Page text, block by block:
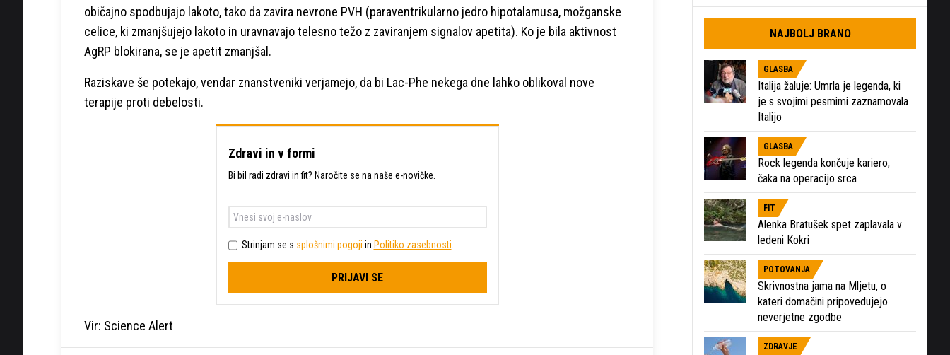
običajno spodbujajo lakoto, tako da zavira nevrone PVH (paraventrikularno jedro hipotalamusa, možganske
celice, ki zmanjšujejo lakoto in uravnavajo telesno težo z zaviranjem signalov apetita). Ko je bila aktivnost
AgRP blokirana, se je apetit zmanjšal.
Raziskave še potekajo, vendar znanstveniki verjamejo, da bi Lac-Phe nekega dne lahko oblikoval nove
terapije proti debelosti.
Zdravi in v formi
Bi bil radi zdravi in fit? Naročite se na naše e-novičke.
Strinjam se s splošnimi pogoji in Politiko zasebnosti
PRIJAVI SE
Vir: Science Alert
NAJBOLJ BRANO
GLASBA
Italija žaluje: Umrla je legenda, ki
je s svojimi pesmimi zaznamovala
Italijo
GLASBA
Rock legenda končuje kariero,
čaka na operacijo srca
FIT
Alenka Bratušek spet zaplavala v
ledeni Kokri
POTOVANJA
Skrivnostna jama na Mljetu, o
kateri domačini pripovedujejo
neverjetne zgodbe
ZDRAVJE